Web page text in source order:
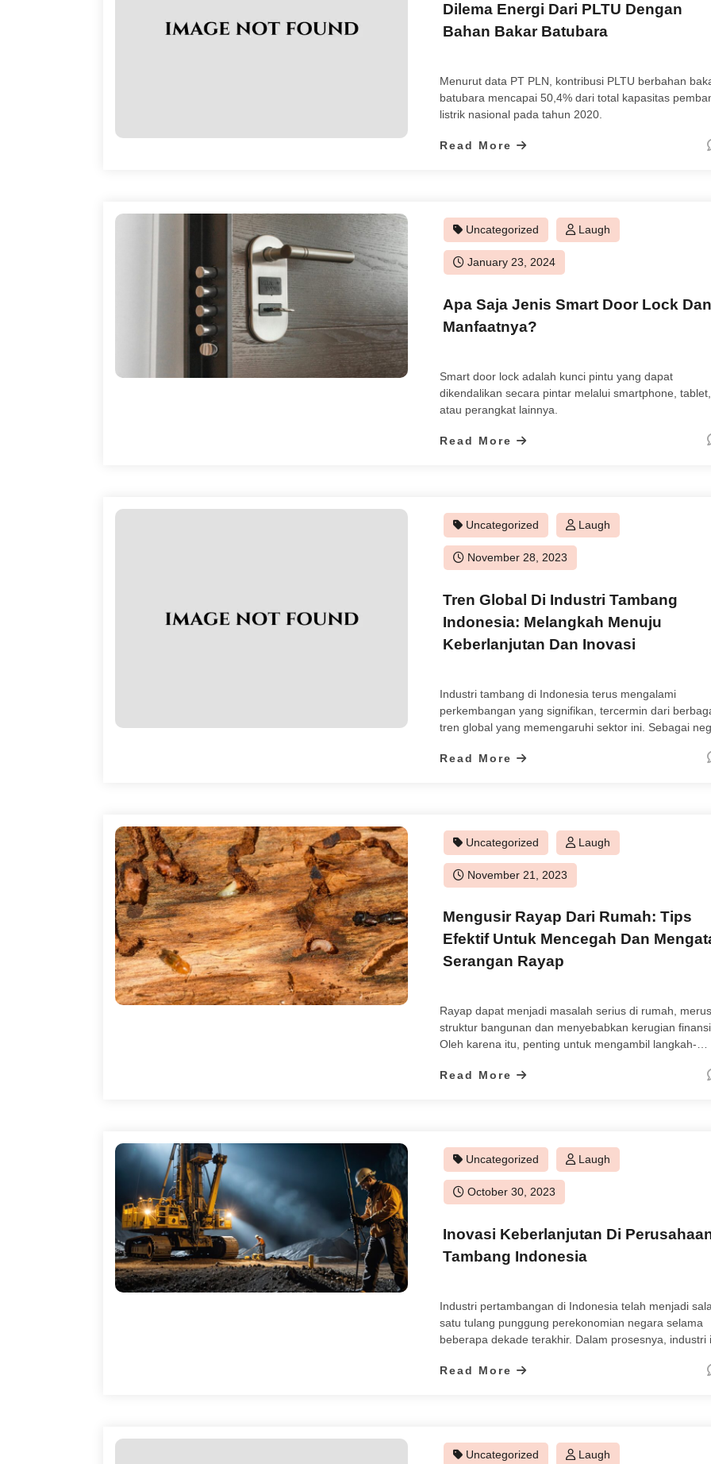
Dilema Energi Dari PLTU Dengan
Bahan Bakar Batubara
Menurut data PT PLN, kontribusi PLTU berbahan
batubara mencapai 50,4% dari total kapasitas
listrik nasional pada tahun 2020.
Read More
Uncategorized Laugh
Posted
on
January 23, 2024
Apa Saja Jenis Smart Door Lock Dan
Manfaatnya?
Smart door lock adalah kunci pintu yang dapat
dikendalikan secara pintar melalui smartphone, tablet,
atau perangkat lainnya.
Read More
Uncategorized Laugh
Posted
on
November 28, 2023
Tren Global Di Industri Tambang
Indonesia: Melangkah Menuju
Keberlanjutan Dan Inovasi
Industri tambang di Indonesia terus mengalami
perkembangan yang signifikan, tercermin dari
tren global yang memengaruhi sektor ini. Sebagai
memiliki potensi besar untuk memainkan peran
Read More
Uncategorized Laugh
Posted
on
November 21, 2023
Mengusir Rayap Dari Rumah: Tips
Efektif Untuk Mencegah Dan
Serangan Rayap
Rayap dapat menjadi masalah serius di rumah,
struktur bangunan dan menyebabkan kerugian
Oleh karena itu, penting untuk mengambil langkah-
Anda mencurigai adanya keberadaan rayap di rumah.
Read More
Uncategorized Laugh
Posted
on
October 30, 2023
Inovasi Keberlanjutan Di
Tambang Indonesia
Industri pertambangan di Indonesia telah menjadi
satu tulang punggung perekonomian negara selama
beberapa dekade terakhir. Dalam prosesnya, industri
pertumbuhan ekonomi dan pendapatan negara.
Read More
Uncategorized Laugh